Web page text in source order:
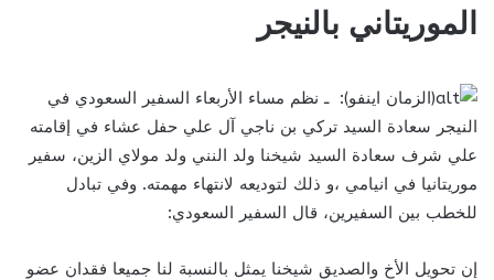
الموريتاني بالنيجر
(الزمان اينفو): ـ نظم مساء الأربعاء السفير السعودي في
النيجر سعادة السيد تركي بن ناجي آل علي حفل عشاء في إقامته
علي شرف سعادة السيد شيخنا ولد النني ولد مولاي الزين، سفير
موريتانيا في انيامي ،و ذلك لتوديعه لانتهاء مهمته. وفي تبادل
للخطب بين السفيرين، قال السفير السعودي:
إن تحويل الأخ والصديق شيخنا يمثل بالنسبة لنا جميعا فقدان عضو